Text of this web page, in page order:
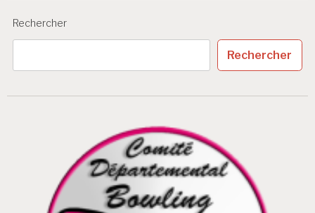
i
o
Rechercher
Rechercher